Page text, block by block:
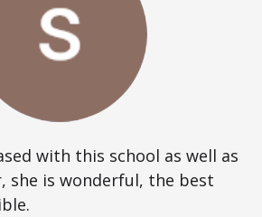
with this school as well as
she is wonderful, the best